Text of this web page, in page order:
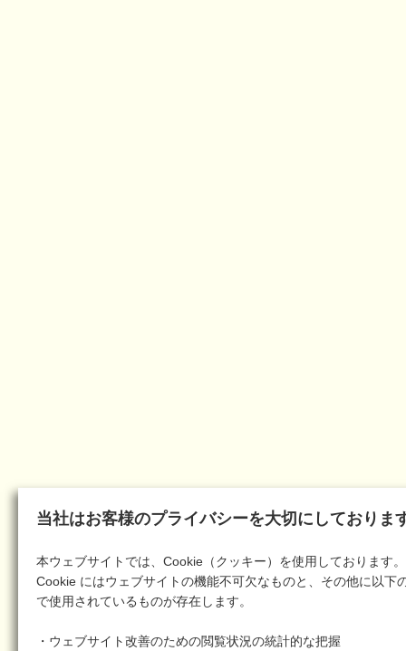
当社はお客様のプライバシーを大切にしておりま
本ウェブサイトでは、Cookie（クッキー）を使用しております。
Cookie にはウェブサイトの機能不可欠なものと、その他に以下
で使用されているものが存在します。
・ウェブサイト改善のための閲覧状況の統計的な把握